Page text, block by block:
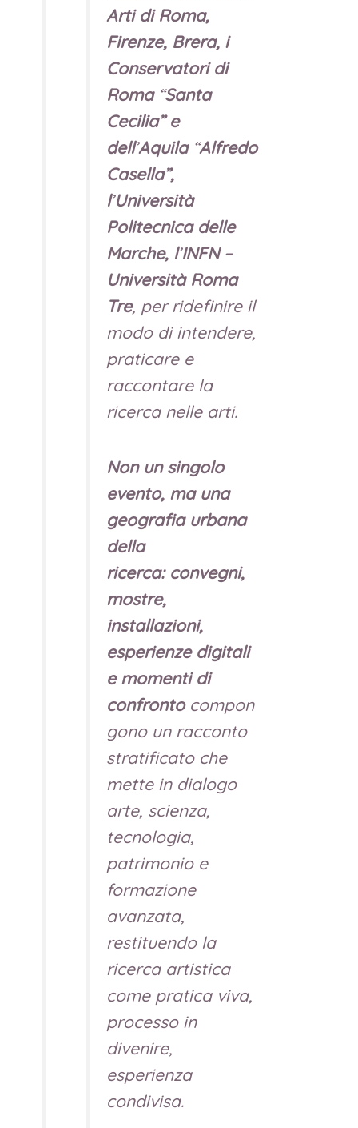
Arti di Roma,
Firenze, Brera, i
Conservatori di
Roma “Santa
Cecilia” e
dell’Aquila “Alfredo
Casella”,
l’Università
Politecnica delle
Marche, l’INFN –
Università Roma
Tre, per ridefinire il
modo di intendere,
praticare e
raccontare la
ricerca nelle arti.
Non un singolo
evento, ma una
geografia urbana
della
ricerca: convegni,
mostre,
installazioni,
esperienze digitali
e momenti di
confrontocompon
gono un racconto
stratificato che
mette in dialogo
arte, scienza,
tecnologia,
patrimonio e
formazione
avanzata,
restituendo la
ricerca artistica
come pratica viva,
processo in
divenire,
esperienza
condivisa.